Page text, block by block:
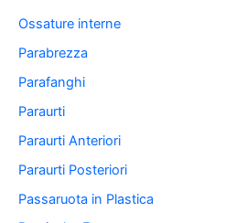
Ossature interne
Parabrezza
Parafanghi
Paraurti
Paraurti Anteriori
Paraurti Posteriori
Passaruota in Plastica